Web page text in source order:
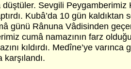
düştüler. Sevgili Peygamberimiz
Kubâ’da 10 gün kaldıktan
günü Rânuna Vâdisinden
cumâ namazının farz
kıldırdı. Medîne’ye